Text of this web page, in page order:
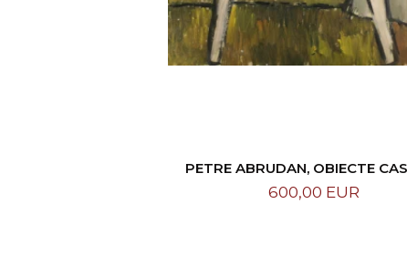
PETRE ABRUDAN, OBIECTE
1967
600,00 EUR